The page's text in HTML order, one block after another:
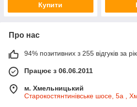
Купити
Про нас
94% позитивних з 255 відгуків за рік
Працює з 06.06.2011
м. Хмельницький
Старокостянтинівське шосе, 5а ,